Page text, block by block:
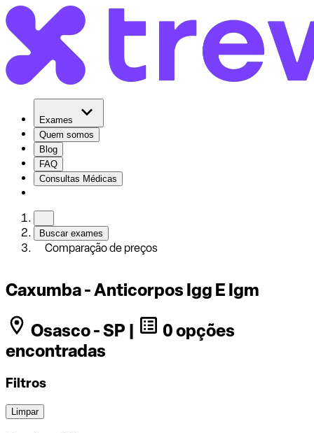
Exames
Quem somos
Blog
FAQ
Consultas Médicas
Buscar exames
Comparação de preços
Caxumba - Anticorpos Igg E Igm
Osasco - SP |
0 opções
encontradas
Filtros
Limpar